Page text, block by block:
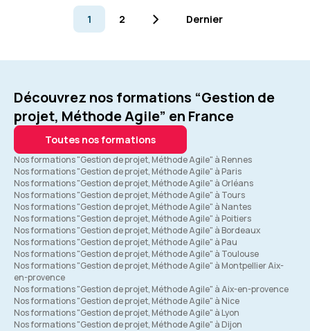
1 2 Dernier
Découvrez nos formations “Gestion de
projet, Méthode Agile” en France
Toutes nos formations
Nos formations "Gestion de projet, Méthode Agile" à Rennes
Nos formations "Gestion de projet, Méthode Agile" à Paris
Nos formations "Gestion de projet, Méthode Agile" à Orléans
Nos formations "Gestion de projet, Méthode Agile" à Tours
Nos formations "Gestion de projet, Méthode Agile" à Nantes
Nos formations "Gestion de projet, Méthode Agile" à Poitiers
Nos formations "Gestion de projet, Méthode Agile" à Bordeaux
Nos formations "Gestion de projet, Méthode Agile" à Pau
Nos formations "Gestion de projet, Méthode Agile" à Toulouse
Nos formations "Gestion de projet, Méthode Agile" à Montpellier Aix-
en-provence
Nos formations "Gestion de projet, Méthode Agile" à Aix-en-provence
Nos formations "Gestion de projet, Méthode Agile" à Nice
Nos formations "Gestion de projet, Méthode Agile" à Lyon
Nos formations "Gestion de projet, Méthode Agile" à Dijon